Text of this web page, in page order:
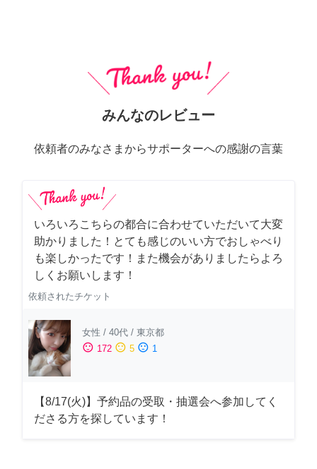
みんなのレビュー
依頼者のみなさまからサポーターへの感謝の言葉
いろいろこちらの都合に合わせていただいて大変
助かりました！とても感じのいい方でおしゃべり
も楽しかったです！また機会がありましたらよろ
しくお願いします！
依頼されたチケット
女性 / 40代 / 東京都
sentiment_satisfied 172 sentiment_neutral 5 sentiment_dissatisfied 1
【8/17(火)】予約品の受取・抽選会へ参加してく
ださる方を探しています！